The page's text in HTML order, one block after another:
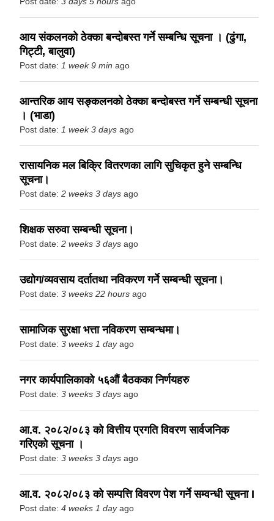
आय संकलनको ठेक्का बन्दोबस्त गर्ने सम्बन्धि सूचना । (ढुंगा,
गिट्टी, बालुवा)
Post date: 1 week 9 min ago
आन्तरिक आय सङ्कलनको ठेक्का बन्दोबस्त गर्ने सम्बन्धी सूचना
। (भाडा)
Post date: 1 week 3 days ago
रासायनिक मल बिक्रि वितरणका लागि सुचिकृत हुने सम्बन्धि
सूचना।
Post date: 2 weeks 3 days ago
शिक्षक सरुवा सम्बन्धी सूचना।
Post date: 2 weeks 3 days ago
उद्योग/व्यवसाय दर्तातथा नविकरण गर्ने सम्बन्धी सूचना।
Post date: 3 weeks 22 hours ago
सामाजिक सुरक्षा भत्ता नविकरण सम्बन्धमा।
Post date: 3 weeks 1 dayago
नगर कार्यपालिकाको ५६औं बैठकका निर्णयहरु
Post date: 3 weeks 3 days ago
आ.व. २०८२/०८३ को वित्तीय प्रगति विवरण सार्वजनिक
गरिएको सूचना ।
Post date: 3 weeks 3 days ago
आ.व. २०८२/०८३ को सम्पत्ति विवरण पेश गर्ने सम्वन्धी सूचना I
Post date: 4 weeks 1 dayago